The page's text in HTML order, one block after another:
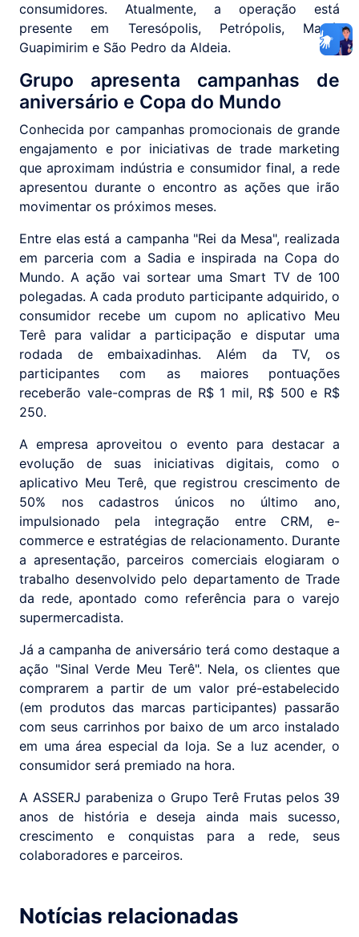
consumidores. Atualmente, a operação está
presente em Teresópolis, Petrópolis, Magé,
Guapimirim e São Pedro da Aldeia.
Grupo apresenta campanhas de
aniversário e Copa do Mundo
Conhecida por campanhas promocionais de grande
engajamento e por iniciativas de trade marketing
que aproximam indústria e consumidor final, a rede
apresentou durante o encontro as ações que irão
movimentar os próximos meses.
Entre elas está a campanha "Rei da Mesa", realizada
em parceria com a Sadia e inspirada na Copa do
Mundo. A ação vai sortear uma Smart TV de 100
polegadas. A cada produto participante adquirido, o
consumidor recebe um cupom no aplicativo Meu
Terê para validar a participação e disputar uma
rodada de embaixadinhas. Além da TV, os
participantes com as maiores pontuações
receberão vale-compras de R$ 1 mil, R$ 500 e R$
250.
A empresa aproveitou o evento para destacar a
evolução de suas iniciativas digitais, como o
aplicativo Meu Terê, que registrou crescimento de
50% nos cadastros únicos no último ano,
impulsionado pela integração entre CRM, e-
commerce e estratégias de relacionamento. Durante
a apresentação, parceiros comerciais elogiaram o
trabalho desenvolvido pelo departamento de Trade
da rede, apontado como referência para o varejo
supermercadista.
Já a campanha de aniversário terá como destaque a
ação "Sinal Verde Meu Terê". Nela, os clientes que
comprarem a partir de um valor pré-estabelecido
(em produtos das marcas participantes) passarão
com seus carrinhos por baixo de um arco instalado
em uma área especial da loja. Se a luz acender, o
consumidor será premiado na hora.
A ASSERJ parabeniza o Grupo Terê Frutas pelos 39
anos de história e deseja ainda mais sucesso,
crescimento e conquistas para a rede, seus
colaboradores e parceiros.
Notícias relacionadas